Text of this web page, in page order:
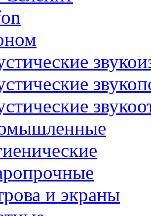
и экраны